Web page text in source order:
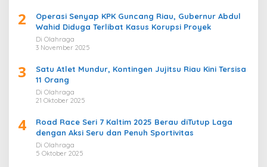
2
Operasi Senyap KPK Guncang Riau, Gubernur Abdul
Wahid Diduga Terlibat Kasus Korupsi Proyek
Di Olahraga
3 November 2025
3
Satu Atlet Mundur, Kontingen Jujitsu Riau Kini Tersisa
11 Orang
Di Olahraga
21 Oktober 2025
4
Road Race Seri 7 Kaltim 2025 Berau diTutup Laga
dengan Aksi Seru dan Penuh Sportivitas
Di Olahraga
5 Oktober 2025